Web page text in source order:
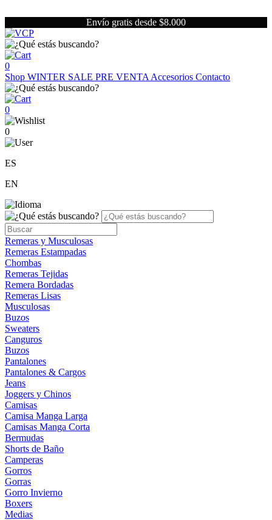
Envío gratis desde $8.000
0
Shop WINTER SALE PRE VENTA Accesorios Contacto
0
0
ES
EN
Remeras y Musculosas
Remeras Estampadas
Chombas
Remeras Tejidas
Remera Bordadas
Remeras Lisas
Musculosas
Buzos
Sweaters
Canguros
Buzos
Pantalones
Pantalones & Cargos
Jeans
Joggers y Chinos
Camisas
Camisa Manga Larga
Camisas Manga Corta
Bermudas
Shorts de Baño
Camperas
Gorros
Gorras
Gorro Invierno
Boxers
Medias